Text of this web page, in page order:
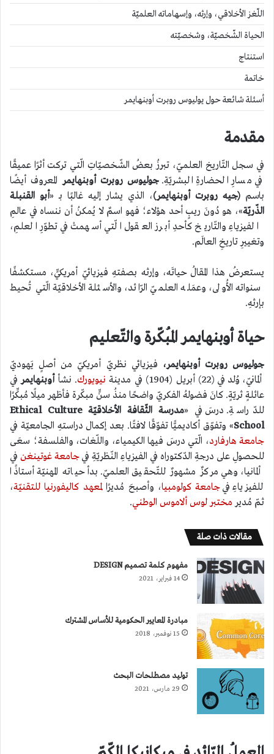
اللّغز الأخلاقي، وإرثه، وإسهاماته العلميّة
الحياة الشّخصيّة، وشخصيّته
استنتاج
خاتمة
أسئلة شائعة حول يوليوس روبرت أوبنهايمر
مقدمة
في سجل التّاريخ العلميّ، تبرزُ بعضُ الشّخصيّاتِ الّتي تركت أثرًا عميقًا
في مسارِ الحضارةِ البشريّةِ. جوليوس روبرت أوبنهايمر المعروف أيضًا
باسم (جيه روبرت أوبنهايمر)، الذي يشار إليه غالبًا بـ «أبو القنبلة
الذّريّة»، هو دُونَ ريبٍ أحد هؤلاء؛ فهو اسمٌ لا يُمكنُ أن ننساه في عالمِ
الفيزياءِ والتّاريخ كأحدِ أبرز العقول الّتي أسهمتْ في تطوّرِ العلمِ،
وتغييرِ تاريخِ العالَم.
يستعرضُ هذا المقالُ حياتَه، وإرثه بصفتهِ فيزيائيّ أمريكيٍّ، مستكشفًا
سنواته الأُولى، وعمَله العلميّ الرّائد، والأسئلة الأخلاقيّة الّتي تُحيط
بإرثهِ.
حياة أوبنهايمر المُبكّرة والتّعليم
جوليوس روبرت أوبنهايمر، فيزيائي نظريّ أمريكيّ من أصلٍ يَهوديّ
ألمانيّ، وُلد في (22) أبريل (1904) في مدينة
نيويورك. نشأ أوبنهايمرفي
عائلةٍ ثريّةٍ. كانَ فضولهُ الفكريّ واضحًا منذُ سنٍّ مبكّرة فأظهر ميلًا مُبكِّرًا
للدّراسةِ. درسَ في «
مدرسة الثّقافة الأخلاقيّة Ethical Culture
School» وتفوّق أكاديميًّا تفوّقًا لافتًا. بعد إكمال دراستهِ الجامعيّة في
جامعة هارفارد، الّتي درسَ فيها الكيمياء، واللّغات، والفلسفة؛ سعَى
للحصولِ على درجةِ الدّكتوراه في الفيزياءِ النّظريّةِ في جامعة غوتينغن في
ألمانيا، وهي مركزٌ مشهورٌ للتّحقيق العلميّ. بدأ حياته المهنيّة أستاذًا
للفيزياءِ في جامعة كولومبيا، وأصبحَ مُديرًالمعهد كاليفورنيا للتقنيّة،
ثمّ مُدير مختبر لوس ألاموس الوطني.
مقالات ذات صلة
مفهوم كلمة تصميم DESIGN
14 فبراير، 2021
مبادرة المعايير الحكومية للأساس المشترك
15 نوفمبر، 2018
توليد مصطلحات البحث
29 مارس، 2021